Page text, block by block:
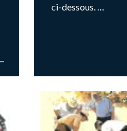
ci-dessous. …